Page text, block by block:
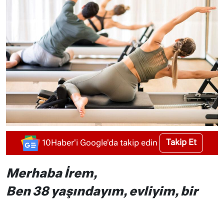
10Haber'i Google'da takip edin Takip Et
Merhaba İrem,
Ben 38 yaşındayım, evliyim, bir